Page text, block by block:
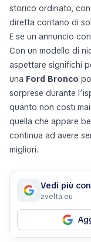
storico ordinato,
diretta contano di
E se un annuncio
Con un modello di
aspettare significhi
una Ford Bronco
sorprese durante
quanto non costi
quella che appare
continua ad avere
migliori.
Vedi più
zvelta.eu